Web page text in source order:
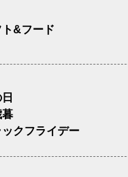
ト&フード
暮
ックフライデー